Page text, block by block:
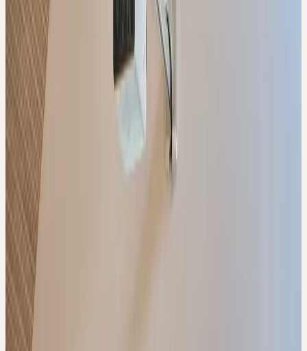
CERES FACHEXPERTIN
/ CERES FACHEXPERTE
FORTBILDUNG
Die Ausbildung zum Ceres Fachexperten vermittelt fundiertes
Wissen zur Anwendung der Ceres Urtinkturen in Beratung und
Praxis. Sie richtet sich an medizinische Fachpersonen,
insbesondere an Mitarbeitende aus Apotheken und Drogerien, die
ihre phytotherapeutische Kompetenz erweitern und ihre Kunden
Der Lehrgang eignet sich für Einsteigerinnen und Einsteiger
ebenso wie für Fachpersonen mit Vorkenntnissen.
Zum Fortbildungsprogramm PDF